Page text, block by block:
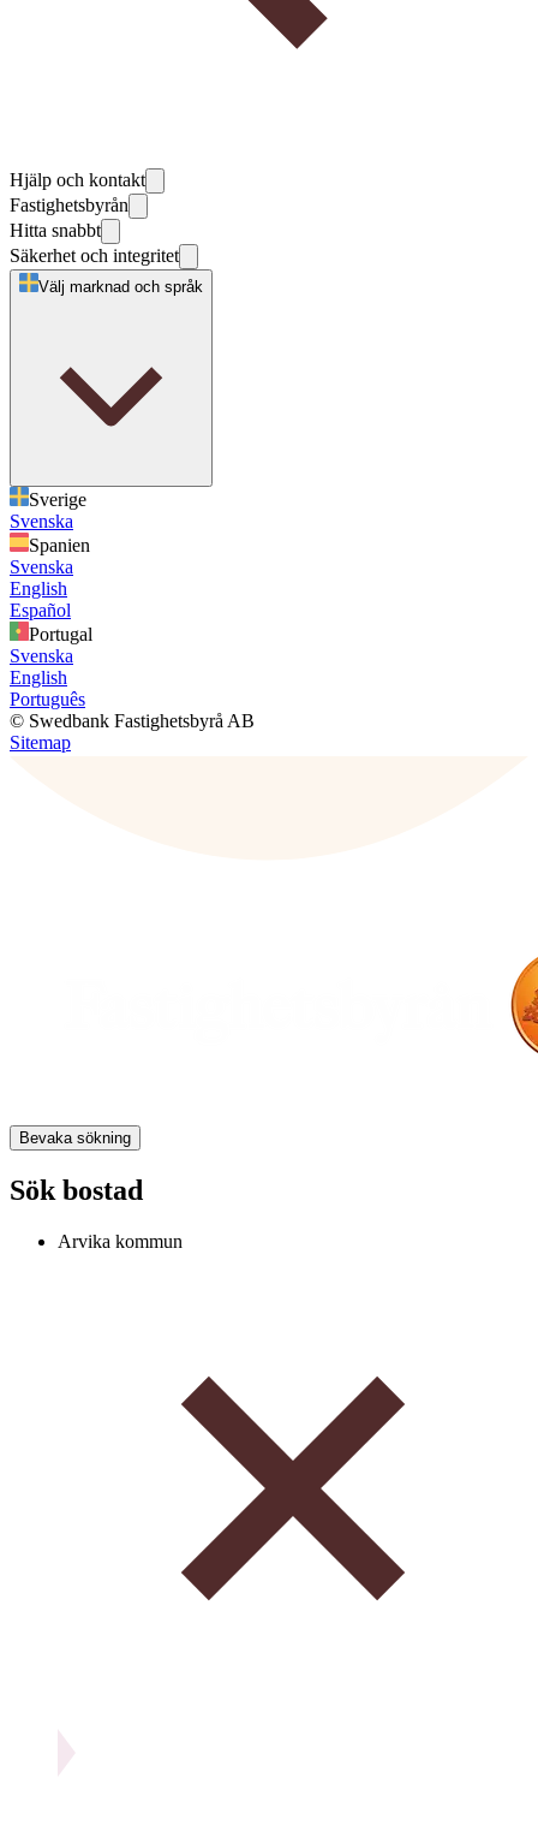
Hjälp och kontakt
Fastighetsbyrån
Hitta snabbt
Säkerhet och integritet
Välj marknad och språk
Sverige
Svenska
Spanien
Svenska
English
Español
Portugal
Svenska
English
Português
© Swedbank Fastighetsbyrå AB
Sitemap
Bevaka sökning
Sök bostad
Arvika kommun